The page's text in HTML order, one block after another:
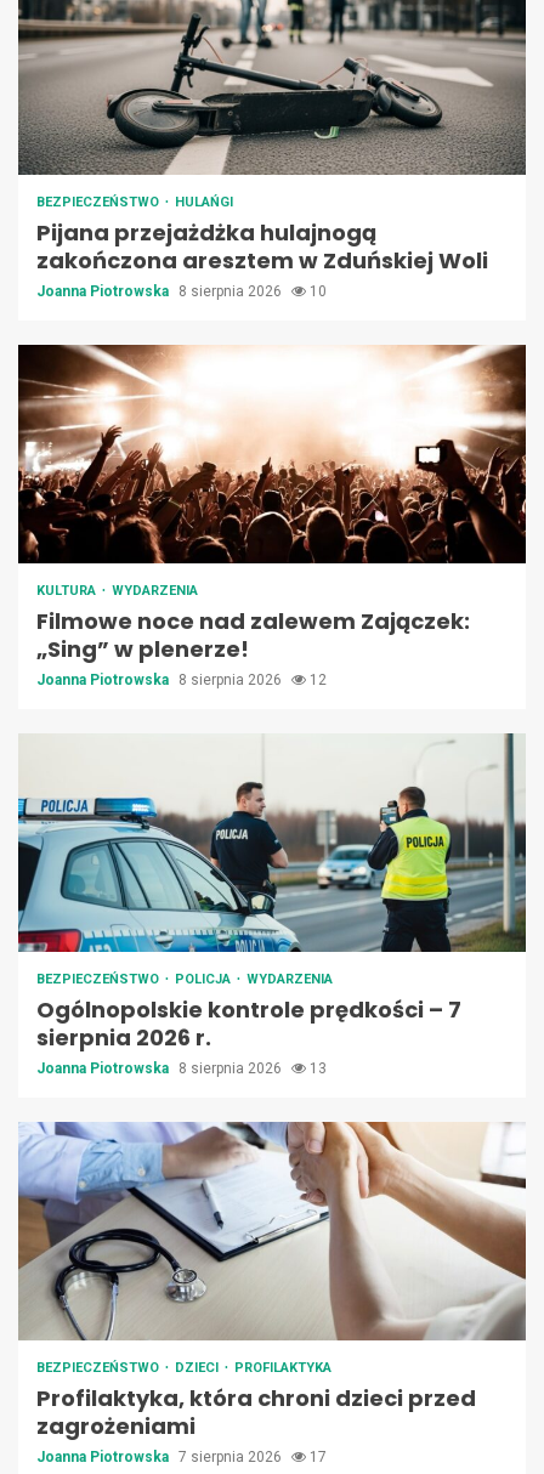
BEZPIECZEŃSTWO HULAŃGI
Pijana przejażdżka hulajnogą
zakończona aresztem w Zduńskiej Woli
Joanna Piotrowska 8 sierpnia 2026 10
KULTURA WYDARZENIA
Filmowe noce nad zalewem Zajączek:
„Sing” w plenerze!
Joanna Piotrowska 8 sierpnia 2026 12
BEZPIECZEŃSTWO POLICJA WYDARZENIA
Ogólnopolskie kontrole prędkości – 7
sierpnia 2026 r.
Joanna Piotrowska 8 sierpnia 2026 13
BEZPIECZEŃSTWO DZIECI PROFILAKTYKA
Profilaktyka, która chroni dzieci przed
zagrożeniami
Joanna Piotrowska 7 sierpnia 2026 17